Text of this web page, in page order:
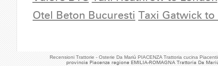
Recensioni Trattorie - Osterie Da Mariù PIACENZA Trattoria cucina
provincia Piacenza regione EMILIA-ROMAGNA Trattoria Da
Otel Beton Bucuresti Taxi Gatwick to